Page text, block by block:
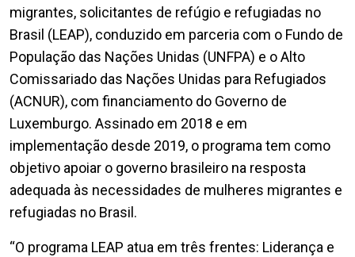
migrantes, solicitantes de refúgio e refugiadas no
Brasil (LEAP), conduzido em parceria com o Fundo de
População das Nações Unidas (UNFPA) e o Alto
Comissariado das Nações Unidas para Refugiados
(ACNUR), com financiamento do Governo de
Luxemburgo. Assinado em 2018 e em
implementação desde 2019, o programa tem como
objetivo apoiar o governo brasileiro na resposta
adequada às necessidades de mulheres migrantes e
refugiadas no Brasil.
“O programa LEAP atua em três frentes: Liderança e